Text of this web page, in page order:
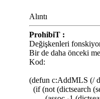
Alıntı
ProhibiT :
Değişkenleri
Bir de daha önceki
Kod:
(defun c:AddMLS (/
(if (not (dictsearch